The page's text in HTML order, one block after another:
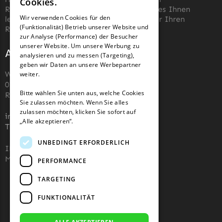
Powerworks Messer
Begrenzungsdraht
Robomow
Robomow Messer
Begrenzungsdraht
Scheppach
Scheppach Messer
Begrenzungsdraht
Segway
Segway Navimow Messer
Sunseeker
Sunseeker Messer
Rasenmäher zu finden. Unser Ziel ist es, es Ihnen
leicht zu machen, die richtigen Messer für Ihren
Roboter-Rasenmäher zu kaufen.
Adresse und Kontakt
Wiesenstraße 110,
07743, Jena, Deutschland (keine
Rücksendeadresse)
info@robotermaher-messer.de
Tel. +49 3641 8090878
IHK 67529623
MWST: NL857053759B01
GERMAN
Wir verwenden Cookies für den
(Funktionalität) Betrieb unserer Website und
zur Analyse (Performance) der Besucher
unserer Website. Um unsere Werbung zu
analysieren und zu messen (Targeting),
geben wir Daten an unsere Werbepartner
weiter.
Bitte wählen Sie unten aus, welche Cookies
Sie zulassen möchten. Wenn Sie alles
zulassen möchten, klicken Sie sofort auf
„Alle akzeptieren“.
UNBEDINGT ERFORDERLICH
PERFORMANCE
TARGETING
FUNKTIONALITÄT